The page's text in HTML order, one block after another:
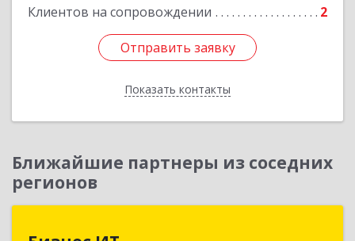
Клиентов на сопровождении 2
Отправить заявку
Показать контакты
Отправить заявку
Назад
Ближайшие партнеры из соседних
регионов